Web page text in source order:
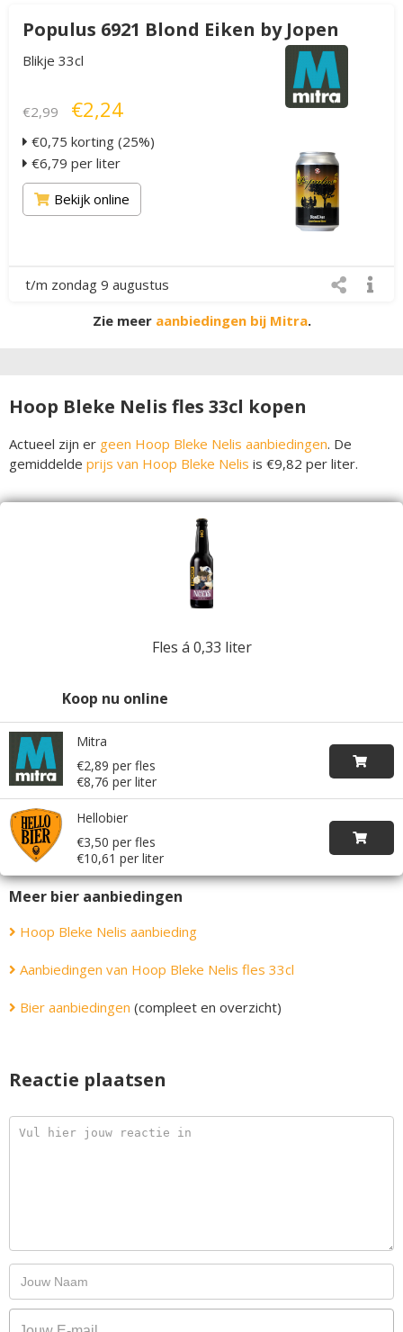
Populus 6921 Blond Eiken by Jopen
Blikje 33cl
€2,99 €2,24
€0,75 korting (25%)
€6,79 per liter
Bekijk online
t/m zondag 9 augustus
Zie meer aanbiedingen bij Mitra.
Hoop Bleke Nelis fles 33cl kopen
Actueel zijn er geen Hoop Bleke Nelis aanbiedingen. De
gemiddelde prijs van Hoop Bleke Nelis is €9,82 per liter.
Fles á 0,33 liter
Koop nu online
Mitra
€2,89 per fles
€8,76 per liter
Hellobier
€3,50 per fles
€10,61 per liter
Meer bier aanbiedingen
Hoop Bleke Nelis aanbieding
Aanbiedingen van Hoop Bleke Nelis fles 33cl
Bier aanbiedingen (compleet en overzicht)
Reactie plaatsen